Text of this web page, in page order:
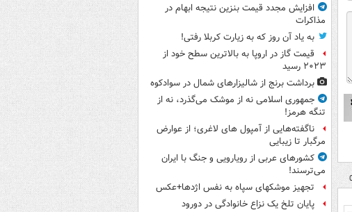
افزایش مجدد قیمت بنزین نتیجه ابهام در
مذاکرات
به یاد آن روز که به زیارت کربلا رفتی!
قیمت گاز در اروپا به بالاترین سطح خود از
۲۰۲۳ رسید
برداشت برنج از شالیزارهای شمال در سوادکوه
جمهوری اسلامی نه از موشک می‌گذرد، نه از
تنگه هرمز!
ناگفته‌هایی از آمپول های لاغری؛ از عوارض
مرگبار تا زیبایی
کشورهای عربی از رویارویی و جنگ با ایران
می‌ترسند!
تجهیز موشکهای سپاه به نفس اژدها+عکس
پایان تلخ یک نزاع خانوادگی در دورود